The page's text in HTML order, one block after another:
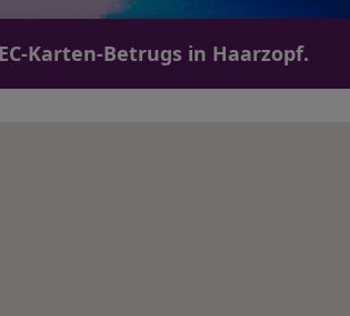
Karten-Betrugs in Haarzopf.